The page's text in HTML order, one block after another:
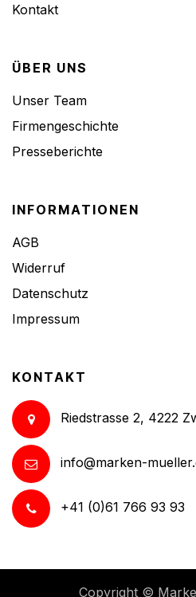
Kontakt
ÜBER UNS
Unser Team
Firmengeschichte
Presseberichte
INFORMATIONEN
AGB
Widerruf
Datenschutz
Impressum
KONTAKT
Riedstrasse 2, 4222
info@marken-
+41 (0)61 766 93 93
Copyright ©